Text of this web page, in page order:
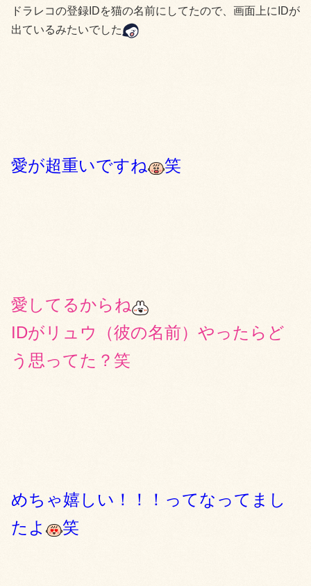
ドラレコの登録IDを猫の名前にしてたので、画面上にIDが
出ているみたいでした
愛が超重いですね 笑
愛してるからね
IDがリュウ（彼の名前）やったらど
う思ってた？笑
めちゃ嬉しい！！！ってなってまし
たよ
笑